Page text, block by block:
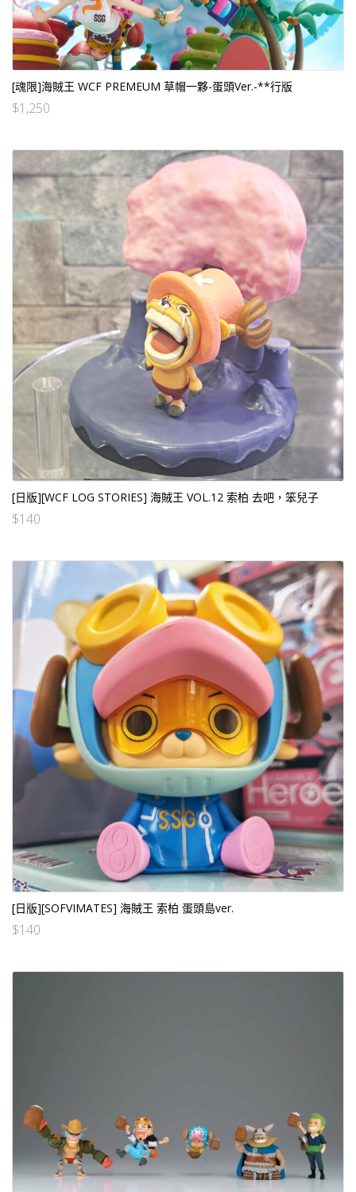
[魂限]海賊王 WCF PREMEUM 草帽一夥-蛋頭Ver.-**行版
$1,250
[日版][WCF LOG STORIES] 海賊王 VOL.12 索柏 去吧，笨兒子
$140
[日版][SOFVIMATES] 海賊王 索柏 蛋頭島ver.
$140